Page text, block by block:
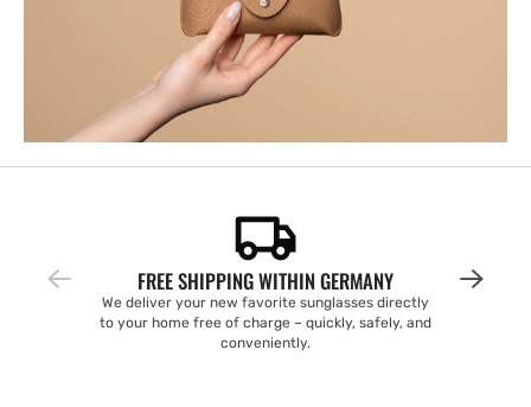
FREE SHIPPING WITHIN GERMANY
We deliver your new favorite sunglasses directly
to your home free of charge – quickly, safely, and
conveniently.